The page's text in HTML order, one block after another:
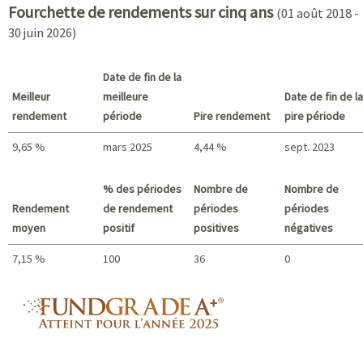
Fourchette de rendements sur cinq ans (01 août 2018 -
30 juin 2026)
Meilleur
rendement
Date de fin de la
meilleure
période
Pire rendement
Date de fin de la
pire période
9,65 % mars 2025 4,44 % sept. 2023
Rendement
moyen
% des périodes
de rendement
positif
Nombre de
périodes
positives
Nombre de
périodes
négatives
7,15 % 100 36 0